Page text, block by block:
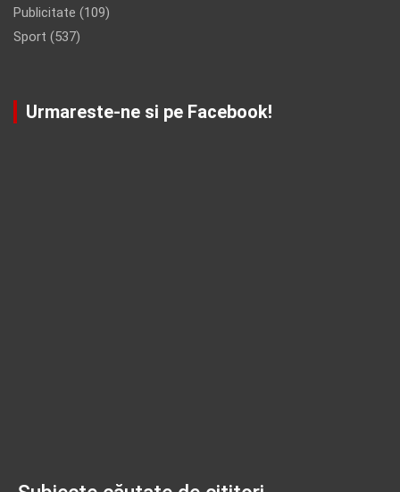
Publicitate (109)
Sport (537)
Urmareste-ne si pe Facebook!